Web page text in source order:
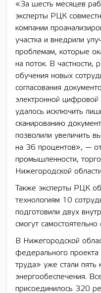
«За шесть месяцев
эксперты РЦК
компании
участка и внедрили
проблемам, которые
на поток. В частности,
обучения новых
согласования
электронной
удалось исключить
сканированию
позволили увеличить
на 36 процентов», —
промышленности,
Нижегородской
Также эксперты РЦК
технологиям 10
подготовили двух
смогут самостоятельно
В Нижегородской
федерального
труда» уже стали пять
энергообеспечения.
присоединилось 320